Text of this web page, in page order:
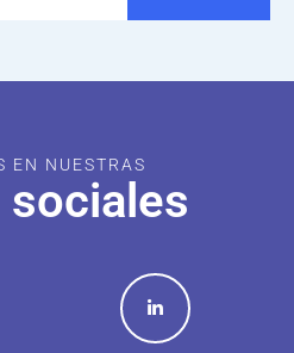
EN NUESTRAS
sociales